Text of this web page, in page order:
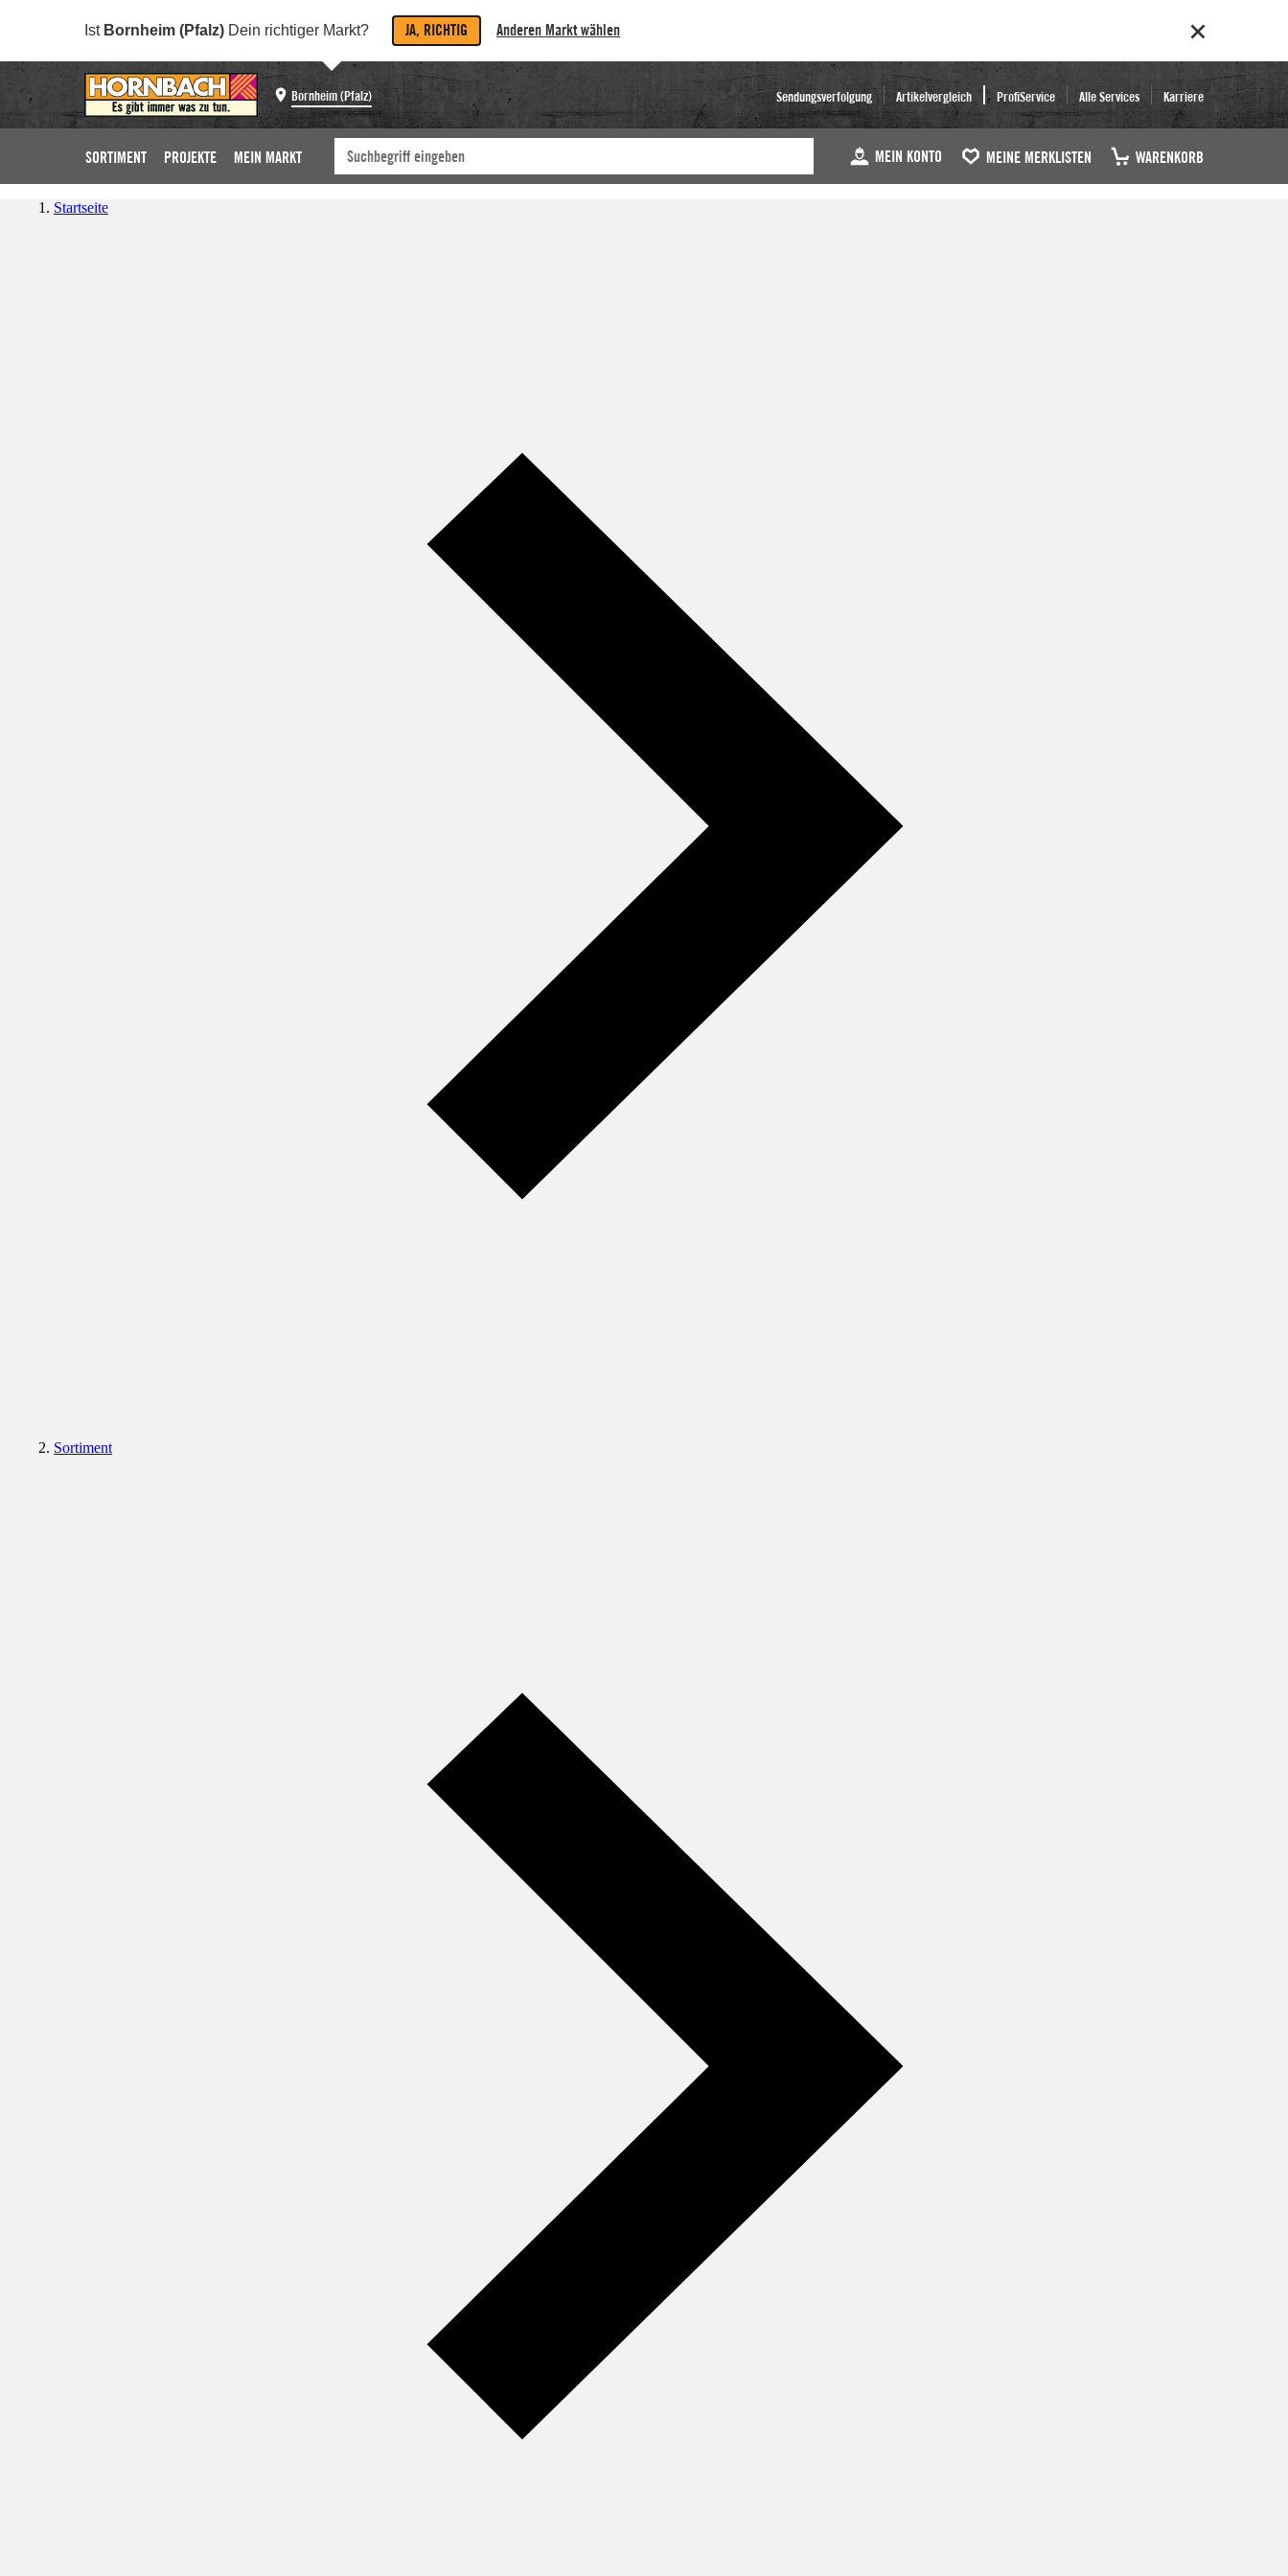
Ist Bornheim (Pfalz) Dein richtiger Markt? JA, RICHTIG Anderen Markt wählen
Bornheim (Pfalz) Sendungsverfolgung Artikelvergleich ProfiService Alle Services Karriere
SORTIMENT PROJEKTE MEIN MARKT MEIN KONTO MEINE MERKLISTEN WARENKORB
Startseite
Sortiment